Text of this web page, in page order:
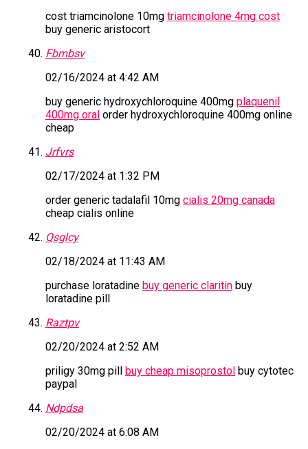
cost triamcinolone 10mg triamcinolone 4mg cost
buy generic aristocort
Fbmbsv
02/16/2024 at 4:42 AM
buy generic hydroxychloroquine 400mg plaquenil
400mg oralorder hydroxychloroquine 400mg online
cheap
Jrfvrs
02/17/2024 at 1:32 PM
order generic tadalafil 10mg cialis 20mg canada
cheap cialis online
Qsglcy
02/18/2024 at 11:43 AM
purchase loratadine buy generic claritinbuy
loratadine pill
Raztpv
02/20/2024 at 2:52 AM
priligy 30mg pill buy cheap misoprostolbuy cytotec
paypal
Ndpdsa
02/20/2024 at 6:08 AM